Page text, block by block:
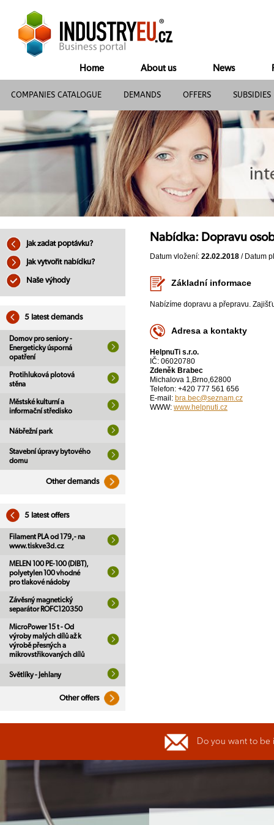
Home About us News
COMPANIES CATALOGUE DEMANDS OFFERS SUBSIDIES
Jak zadat poptávku?
Jak vytvořit nabídku?
Naše výhody
5 latest demands
Domov pro seniory -
Energeticky úsporná
opatření
Protihluková plotová
stěna
Městské kulturní a
informační středisko
Nábřežní park
Stavební úpravy bytového
domu
Other demands
5 latest offers
Filament PLA od 179,- na
www.tiskve3d.cz
MELEN 100 PE-100 (DIBT),
polyetylen 100 vhodné
pro tlakové nádoby
Závěsný magnetický
separátor ROFC120350
MicroPower 15 t - Od
výroby malých dílů až k
výrobě přesných a
mikrovstřikovaných dílů
Světlíky - Jehlany
Other offers
Nabídka: Dopravu
Datum vložení: 22.02.2018 / Datum
Základní informace
Nabízíme dopravu a přepravu.
Adresa a kontakty
HelpnuTi s.r.o.
IČ: 06020780
Zdeněk Brabec
Michalova 1,Brno,62800
Telefon: +420 777 561 656
E-mail: bra.bec@seznam.cz
WWW: www.helpnuti.cz
Do you want to